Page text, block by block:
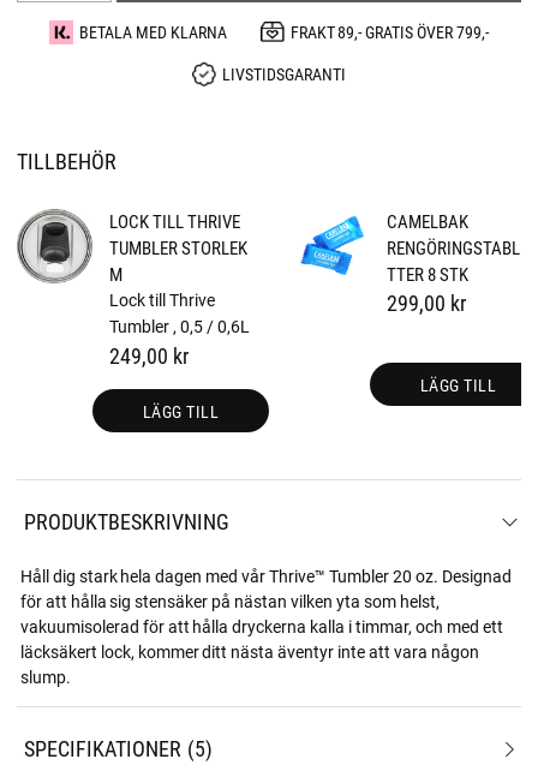
BETALA MED KLARNA
FRAKT 89,- GRATIS ÖVER 799,-
LIVSTIDSGARANTI
TILLBEHÖR
LOCK TILL THRIVE
TUMBLER STORLEK
M
Lock till Thrive
Tumbler , 0,5 / 0,6L
249,00 kr
LÄGG TILL
CAMELBAK
RENGÖRINGSTABLE
TTER 8 STK
299,00 kr
LÄGG TILL
PRODUKTBESKRIVNING
Håll dig stark hela dagen med vår Thrive™ Tumbler 20 oz. Designad
för att hålla sig stensäker på nästan vilken yta som helst,
vakuumisolerad för att hålla dryckerna kalla i timmar, och med ett
läcksäkert lock, kommer ditt nästa äventyr inte att vara någon
slump.
SPECIFIKATIONER 5